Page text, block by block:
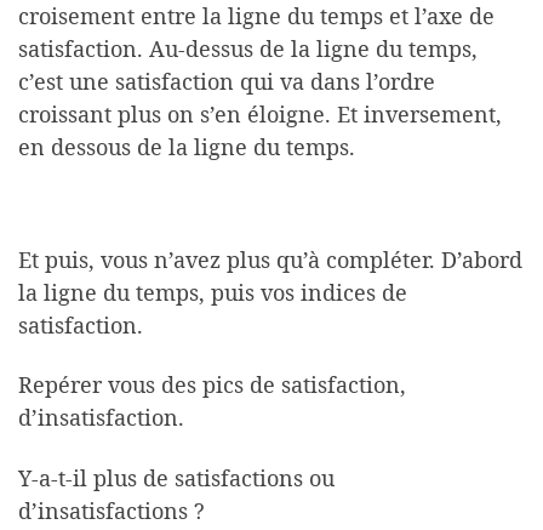
croisement entre la ligne du temps et l’axe de
satisfaction. Au-dessus de la ligne du temps,
c’est une satisfaction qui va dans l’ordre
croissant plus on s’en éloigne. Et inversement,
en dessous de la ligne du temps.
Et puis, vous n’avez plus qu’à compléter. D’abord
la ligne du temps, puis vos indices de
satisfaction.
Repérer vous des pics de satisfaction,
d’insatisfaction.
Y-a-t-il plus de satisfactions ou
d’insatisfactions ?